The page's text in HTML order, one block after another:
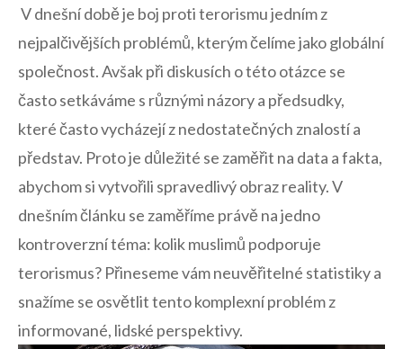
⁣ V dnešní době‌ je boj proti terorismu jedním z
nejpalčivějších problémů, kterým čelíme jako globální
společnost. Avšak při diskusích o této otázce se
často setkáváme s různými názory a předsudky,
které často vycházejí z ​nedostatečných​ znalostí a
představ. ‌Proto je důležité se ⁤zaměřit na data​ a fakta,
abychom ⁣si vytvořili ‌spravedlivý obraz reality. V⁣
dnešním článku se zaměříme právě na jedno
kontroverzní téma: kolik muslimů podporuje⁢
terorismus? Přineseme vám neuvěřitelné⁣ statistiky a
‍snažíme ​se ⁢osvětlit ‌tento komplexní problém z⁤
informované, lidské ‍perspektivy.